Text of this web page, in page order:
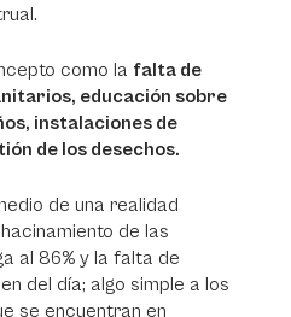
como la falta de
educación sobre
instalaciones de
de los desechos.
de una realidad
de las
al 86% y la falta de
del día; algo simple a los
se encuentran en